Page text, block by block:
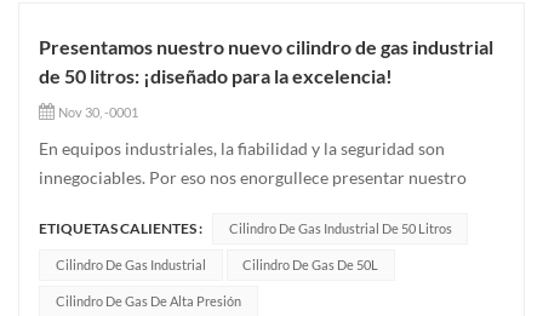
Presentamos nuestro nuevo cilindro de gas industrial
de 50 litros: ¡diseñado para la excelencia!
Nov 30, -0001
En equipos industriales, la fiabilidad y la seguridad son
innegociables. Por eso nos enorgullece presentar nuestro
de 50L — diseñado para satisfacer las aplicaciones más
exigentes con una durabilidad y cumplimiento inigualables.✅
Construi...
ETIQUETAS CALIENTES : Cilindro De Gas Industrial De 50 Litros
Cilindro De Gas Industrial Cilindro De Gas De 50L
Cilindro De Gas De Alta Presión